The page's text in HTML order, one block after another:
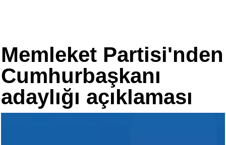
Memleket Partisi'nden
Cumhurbaşkanı
adaylığı açıklaması